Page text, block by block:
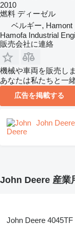
2010
燃料 ディーゼル
ベルギー, Hamont
Hamofa Industrial
販売会社に連絡
機械や車両を販売し
あなたは私たちと一
広告を掲載する
John
John Deere 産業
John Deere 4045TF